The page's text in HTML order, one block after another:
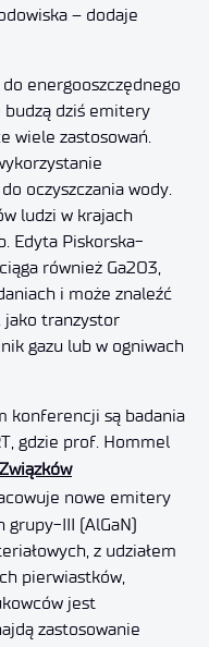
– dodaje
do energooszczędnego
dziś emitery
wiele zastosowań.
oczyszczania wody.
ludzi w krajach
Edyta Piskorska-
również Ga2O3,
i może znaleźć
jako tranzystor
gazu lub w ogniwach
konferencji są badania
gdzie prof. Hommel
nowe emitery
grupy-III (AlGaN)
z udziałem
pierwiastków,
jest
zastosowanie